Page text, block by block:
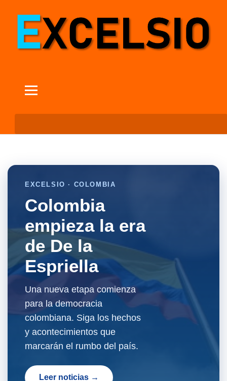
EXCELSIO · COLOMBIA
Colombia
empieza la era
de De la
Espriella
Una nueva etapa comienza
para la democracia
colombiana. Siga los hechos
y acontecimientos que
marcarán el rumbo del país.
Leer noticias →